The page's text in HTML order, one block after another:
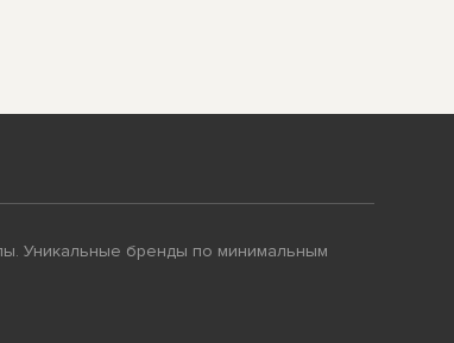
Уникальные бренды по минимальным